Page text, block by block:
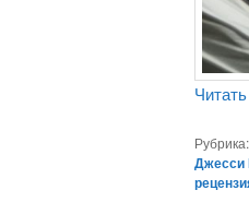
Рубрика: